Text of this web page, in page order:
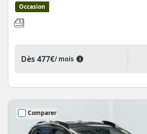
Occasion
Dès477€/ mois i
Comparer